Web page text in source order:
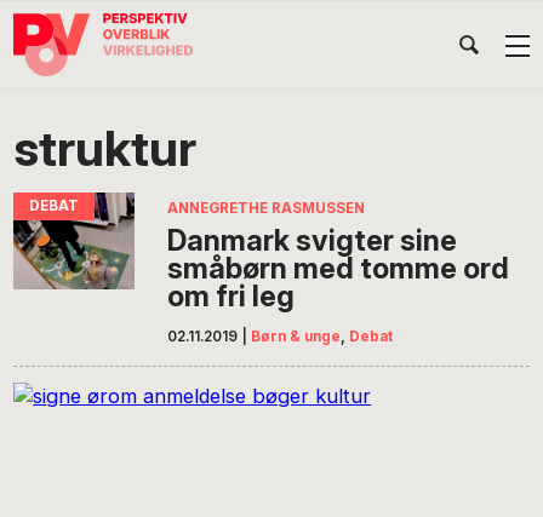
Gå
direkte
Skip
indhold
Gå
direkte
POV
International
struktur
ANNEGRETHE RASMUSSEN
Danmark svigter sine
småbørn med tomme ord
om fri leg
02.11.2019 Børn & unge, Debat